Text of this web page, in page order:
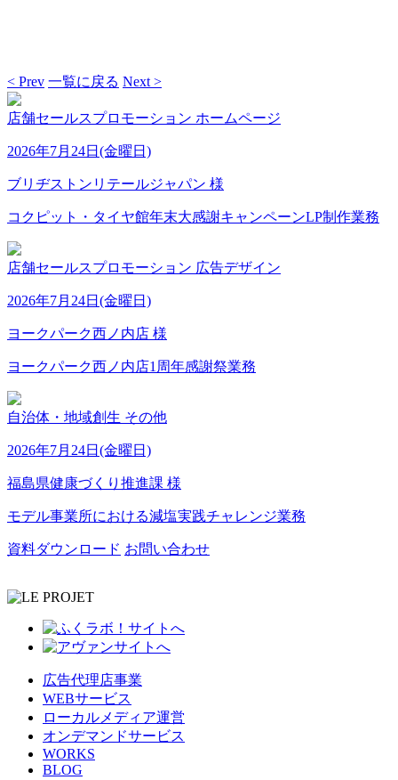
< Prev 一覧に戻る Next >
店舗セールスプロモーション ホームページ
2026年7月24日(金曜日)
ブリヂストンリテールジャパン 様
コクピット・タイヤ館年末大感謝キャンペーンLP制作業務
店舗セールスプロモーション 広告デザイン
2026年7月24日(金曜日)
ヨークパーク西ノ内店 様
ヨークパーク西ノ内店1周年感謝祭業務
自治体・地域創生 その他
2026年7月24日(金曜日)
福島県健康づくり推進課 様
モデル事業所における減塩実践チャレンジ業務
資料ダウンロード お問い合わせ
広告代理店事業
WEBサービス
ローカルメディア運営
オンデマンドサービス
WORKS
BLOG